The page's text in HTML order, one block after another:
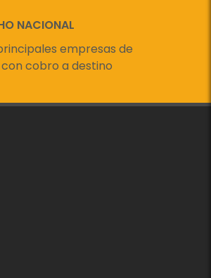
NACIONAL
empresas de
cobro a destino